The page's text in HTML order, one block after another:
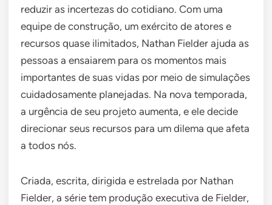
reduzir as incertezas do cotidiano. Com uma
equipe de construção, um exército de atores e
recursos quase ilimitados, Nathan Fielder ajuda as
pessoas a ensaiarem para os momentos mais
importantes de suas vidas por meio de simulações
cuidadosamente planejadas. Na nova temporada,
a urgência de seu projeto aumenta, e ele decide
direcionar seus recursos para um dilema que afeta
a todos nós.
Criada, escrita, dirigida e estrelada por Nathan
Fielder, a série tem produção executiva de Fielder,